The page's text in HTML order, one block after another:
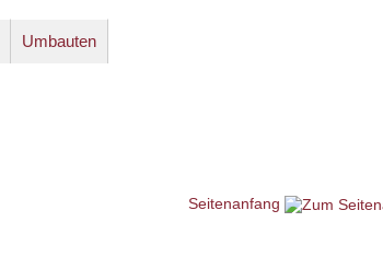
Umbauten
Seitenanfang